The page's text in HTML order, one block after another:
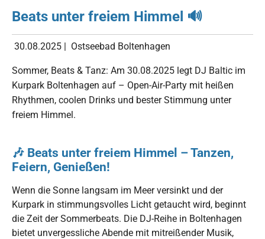
Beats unter freiem Himmel 🔊
30.08.2025 | Ostseebad Boltenhagen
Sommer, Beats & Tanz: Am 30.08.2025 legt DJ Baltic im
Kurpark Boltenhagen auf – Open-Air-Party mit heißen
Rhythmen, coolen Drinks und bester Stimmung unter
freiem Himmel.
🎶 Beats unter freiem Himmel – Tanzen,
Feiern, Genießen!
Wenn die Sonne langsam im Meer versinkt und der
Kurpark in stimmungsvolles Licht getaucht wird, beginnt
die Zeit der Sommerbeats. Die DJ-Reihe in Boltenhagen
bietet unvergessliche Abende mit mitreißender Musik,